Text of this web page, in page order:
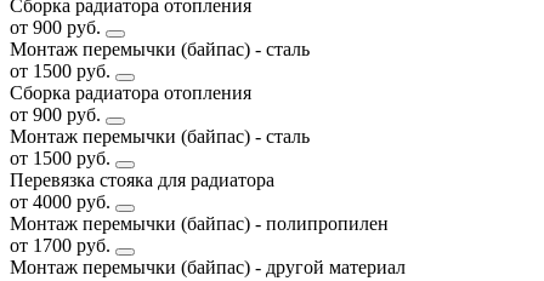
Сборка радиатора отопления
от 900 руб.
Монтаж перемычки (байпас) - сталь
от 1500 руб.
Сборка радиатора отопления
от 900 руб.
Монтаж перемычки (байпас) - сталь
от 1500 руб.
Перевязка стояка для радиатора
от 4000 руб.
Монтаж перемычки (байпас) - полипропилен
от 1700 руб.
Монтаж перемычки (байпас) - другой материал